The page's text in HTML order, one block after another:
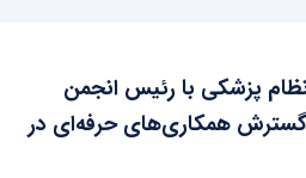
پزشکی با رئیس انجمن
گسترش همکاری‌های حرفه‌ای در